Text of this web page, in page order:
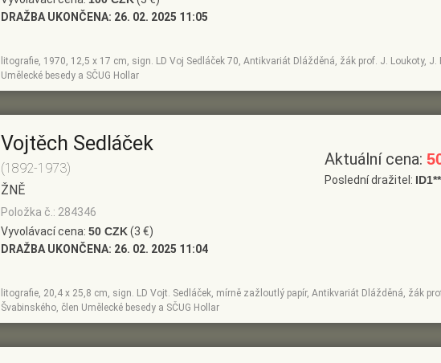
DRAŽBA UKONČENA: 26. 02. 2025 11:05
litografie, 1970, 12,5 x 17 cm, sign. LD Voj Sedláček 70, Antikvariát Dlážděná, žák prof. J. Loukoty, J.
Umělecké besedy a SČUG Hollar
Vojtěch Sedláček
(1892-1973)
ŽNĚ
Položka č.: 284346
Vyvolávací cena: 50 CZK(3 €)
DRAŽBA UKONČENA: 26. 02. 2025 11:04
litografie, 20,4 x 25,8 cm, sign. LD Vojt. Sedláček, mírně zažloutlý papír, Antikvariát Dlážděná, žák
Švabinského, člen Umělecké besedy a SČUG Hollar
Aktuální cena:
Poslední dražitel: